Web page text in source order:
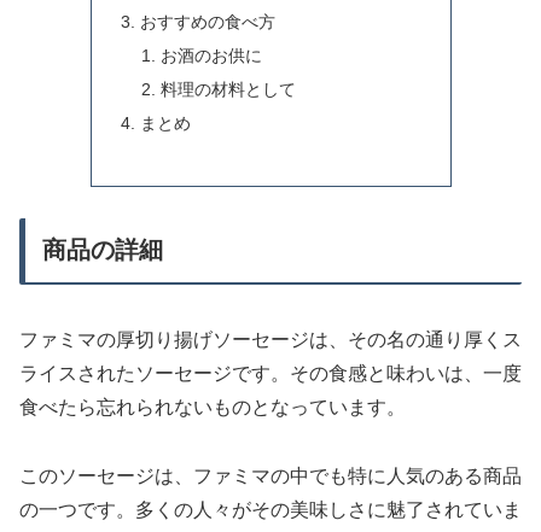
おすすめの食べ方
お酒のお供に
料理の材料として
まとめ
商品の詳細
ファミマの厚切り揚げソーセージは、その名の通り厚くス
ライスされたソーセージです。その食感と味わいは、一度
食べたら忘れられないものとなっています。
このソーセージは、ファミマの中でも特に人気のある商品
の一つです。多くの人々がその美味しさに魅了されていま